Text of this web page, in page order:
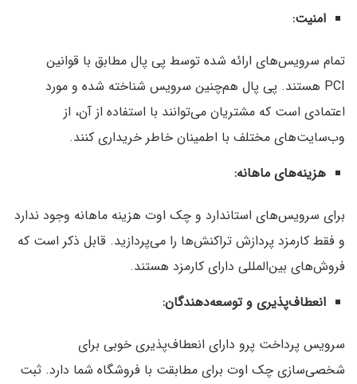
امنیت:
تمام سرویس‌های ارائه شده توسط پی پال مطابق با قوانین
PCI هستند. پی پال هم‌چنین سرویس شناخته شده و مورد
اعتمادی است که مشتریان می‌توانند با استفاده از آن، از
وب‌سایت‌های مختلف با اطمینان خاطر خریداری کنند.
هزینه‌های ماهانه:
برای سرویس‌های استاندارد و چک اوت هزینه ماهانه وجود ندارد
و فقط کارمزد پردازش تراکنش‌ها را می‌پردازید. قابل ذکر است که
فروش‌های بین‌المللی دارای کارمزد هستند.
انعطاف‌پذیری و توسعه‌دهندگان:
سرویس پرداخت پرو دارای انعطاف‌پذیری خوبی برای
شخصی‌سازی چک اوت برای مطابقت با فروشگاه شما دارد. ثبت